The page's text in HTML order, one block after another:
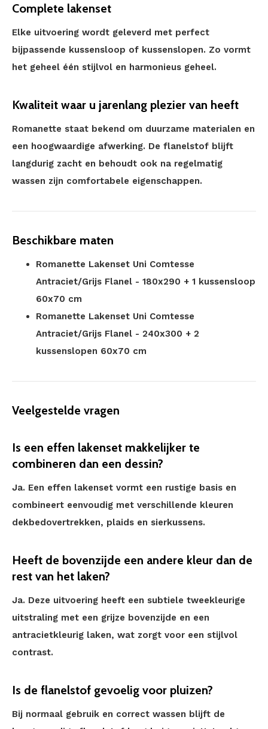
Complete lakenset
Elke uitvoering wordt geleverd met perfect
bijpassende kussensloop of kussenslopen. Zo vormt
het geheel één stijlvol en harmonieus geheel.
Kwaliteit waar u jarenlang plezier van heeft
Romanette staat bekend om duurzame materialen en
een hoogwaardige afwerking. De flanelstof blijft
langdurig zacht en behoudt ook na regelmatig
wassen zijn comfortabele eigenschappen.
Beschikbare maten
Romanette Lakenset Uni Comtesse
Antraciet/Grijs Flanel - 180x290 + 1 kussensloop
60x70 cm
Romanette Lakenset Uni Comtesse
Antraciet/Grijs Flanel - 240x300 + 2
kussenslopen 60x70 cm
Veelgestelde vragen
Is een effen lakenset makkelijker te
combineren dan een dessin?
Ja. Een effen lakenset vormt een rustige basis en
combineert eenvoudig met verschillende kleuren
dekbedovertrekken, plaids en sierkussens.
Heeft de bovenzijde een andere kleur dan de
rest van het laken?
Ja. Deze uitvoering heeft een subtiele tweekleurige
uitstraling met een grijze bovenzijde en een
antracietkleurig laken, wat zorgt voor een stijlvol
contrast.
Is de flanelstof gevoelig voor pluizen?
Bij normaal gebruik en correct wassen blijft de